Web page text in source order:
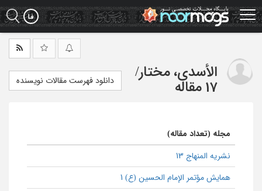
Skip
to
main
الأسدی، مختار/
17 مقاله
دانلود فهرست مقالات نویسنده
مجله (تعداد مقاله)
نشریه المنهاج 13
همایش مؤتمر الإمام الحسین (ع) 1